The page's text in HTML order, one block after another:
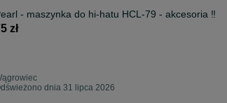
- maszynka do hi-hatu HCL-79 - akcesoria ‼️
zł
dnia 31 lipca 2026